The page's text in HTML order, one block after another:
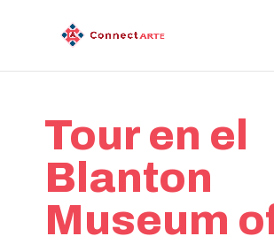
Tour en el
Blanton
Museum